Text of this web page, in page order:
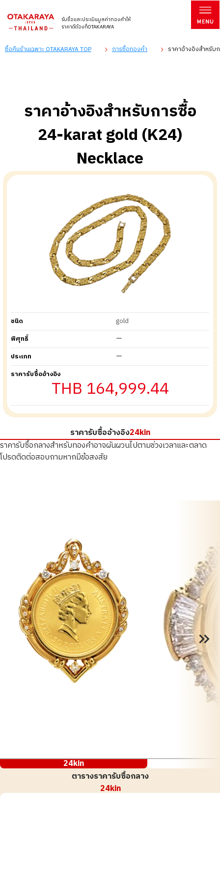
รับซื้อและประเมินมูลค่าทองคำให้
ราคาดีต้องที่OTAKARAYA
ซื้อคืนร้านเฉพาะ OTAKARAYA TOP การซื้อทองคำ ราคาอ้างอิงสำหรับ
ราคาอ้างอิงสำหรับการซื้อ
24-karat gold (K24)
Necklace
ชนิด
gold
พิศุทธิ์
ー
ประเภท
ー
ราคารับซื้ออ้างอิง
THB 164,999.44
ราคารับซื้ออ้างอิง24kin
ราคารับซื้อกลางสำหรับทองคำอาจผันผวนไปตามช่วงเวลาและตลาด
โปรดติดต่อสอบถามหากมีข้อสงสัย
24kin
ตารางราคารับซื้อกลาง
24kin